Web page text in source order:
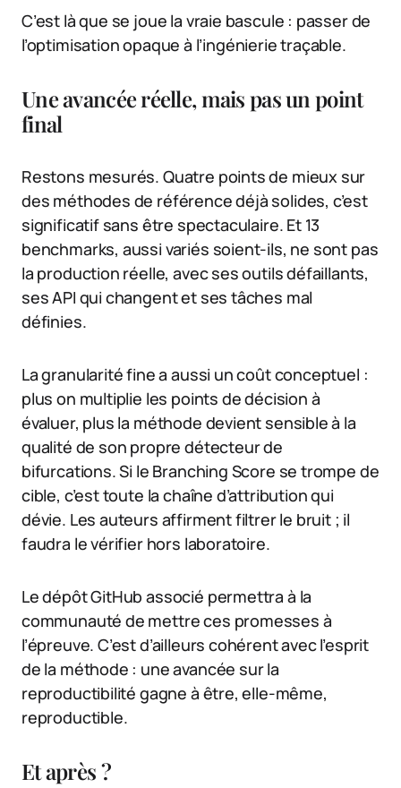
C’est là que se joue la vraie bascule : passer de
l’optimisation opaque à l’ingénierie traçable.
Une avancée réelle, mais pas un point
final
Restons mesurés. Quatre points de mieux sur
des méthodes de référence déjà solides, c’est
significatif sans être spectaculaire. Et 13
benchmarks, aussi variés soient-ils, ne sont pas
la production réelle, avec ses outils défaillants,
ses API qui changent et ses tâches mal
définies.
La granularité fine a aussi un coût conceptuel :
plus on multiplie les points de décision à
évaluer, plus la méthode devient sensible à la
qualité de son propre détecteur de
bifurcations. Si le Branching Score se trompe de
cible, c’est toute la chaîne d’attribution qui
dévie. Les auteurs affirment filtrer le bruit ; il
faudra le vérifier hors laboratoire.
Le dépôt GitHub associé permettra à la
communauté de mettre ces promesses à
l’épreuve. C’est d’ailleurs cohérent avec l’esprit
de la méthode : une avancée sur la
reproductibilité gagne à être, elle-même,
reproductible.
Et après ?